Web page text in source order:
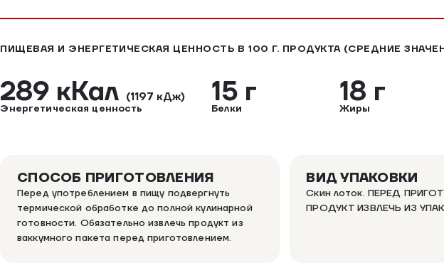
ПИЩЕВАЯ И ЭНЕРГЕТИЧЕСКАЯ ЦЕННОСТЬ В 100 Г. ПРОДУКТА (СРЕДНИЕ
289 кКал (1197 кДж)
Энергетическая ценность
15 г
Белки
18 г
Жиры
СПОСОБ ПРИГОТОВЛЕНИЯ
Перед употреблением в пищу подвергнуть
термической обработке до полной кулинарной
готовности. Обязательно извлечь продукт из
ваккумного пакета перед приготовлением.
ВИД УПАКОВКИ
Скин лоток. ПЕРЕД
ПРОДУКТ ИЗВЛЕЧЬ ИЗ